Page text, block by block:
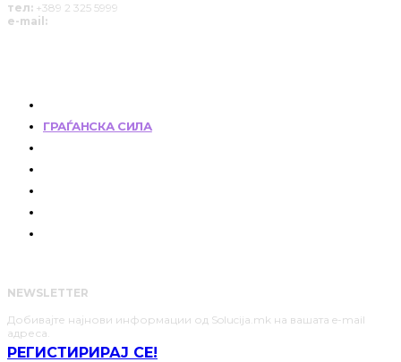
тел: +389 2 325 5999
e-mail:
ГРАЃАНСКА СИЛА
NEWSLETTER
Добивајте најнови информации од Solucija.mk на вашата e-mail
адреса.
РЕГИСТИРИРАЈ СЕ!